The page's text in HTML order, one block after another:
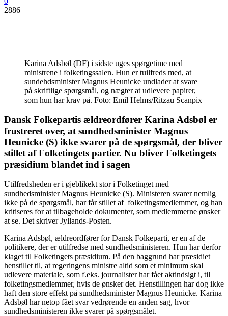
2886
Karina Adsbøl (DF) i sidste uges spørgetime med
ministrene i folketingssalen. Hun er tuilfreds med, at
sundehdsminister Magnus Heunicke undlader at svare
på skriftlige spørgsmål, og nægter at udlevere papirer,
som hun har krav på. Foto: Emil Helms/Ritzau Scanpix
Dansk Folkepartis ældreordfører Karina Adsbøl er
frustreret over, at sundhedsminister Magnus
Heunicke (S) ikke svarer på de spørgsmål, der bliver
stillet af Folketingets partier. Nu bliver Folketingets
præsidium blandet ind i sagen
Utilfredsheden er i øjeblikekt stor i Folketinget med
sundhedsminister Magnus Heunicke (S). Ministeren svarer nemlig
ikke på de spørgsmål, har får stillet af folketingsmedlemmer, og han
kritiseres for at tilbageholde dokumenter, som medlemmerne ønsker
at se. Det skriver Jyllands-Posten.
Karina Adsbøl, ældreordfører for Dansk Folkeparti, er en af de
politikere, der er utilfredse med sundhedsministeren. Hun har derfor
klaget til Folketingets præsidium. På den baggrund har præsidiet
henstillet til, at regeringens ministre altid som et minimum skal
udlevere materiale, som f.eks. journalister har fået aktindsigt i, til
folketingsmedlemmer, hvis de ønsker det. Henstillingen har dog ikke
haft den store effekt på sundhedsminister Magnus Heunicke. Karina
Adsbøl har netop fået svar vedrørende en anden sag, hvor
sundhedsministeren ikke svarer på spørgsmålet.